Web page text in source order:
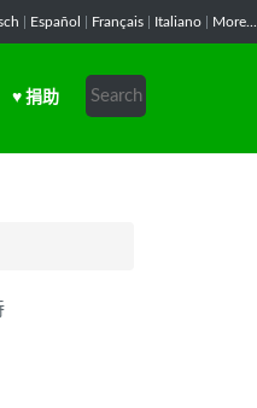
Español Français Italiano More...
♥ 捐助